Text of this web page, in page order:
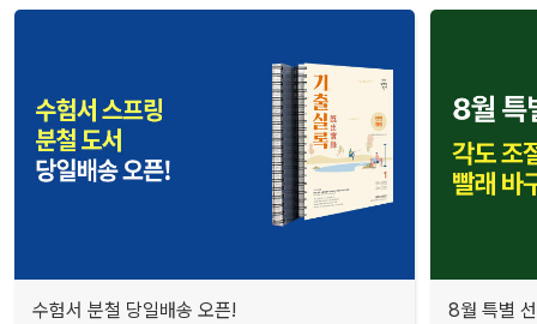
수험서 분철 당일배송 오픈!
8월 특별